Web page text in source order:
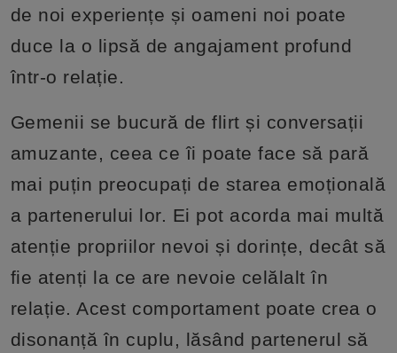
de noi experiențe și oameni noi poate
duce la o lipsă de angajament profund
într-o relație.
Gemenii se bucură de flirt și conversații
amuzante, ceea ce îi poate face să pară
mai puțin preocupați de starea emoțională
a partenerului lor. Ei pot acorda mai multă
atenție propriilor nevoi și dorințe, decât să
fie atenți la ce are nevoie celălalt în
relație. Acest comportament poate crea o
disonanță în cuplu, lăsând partenerul să